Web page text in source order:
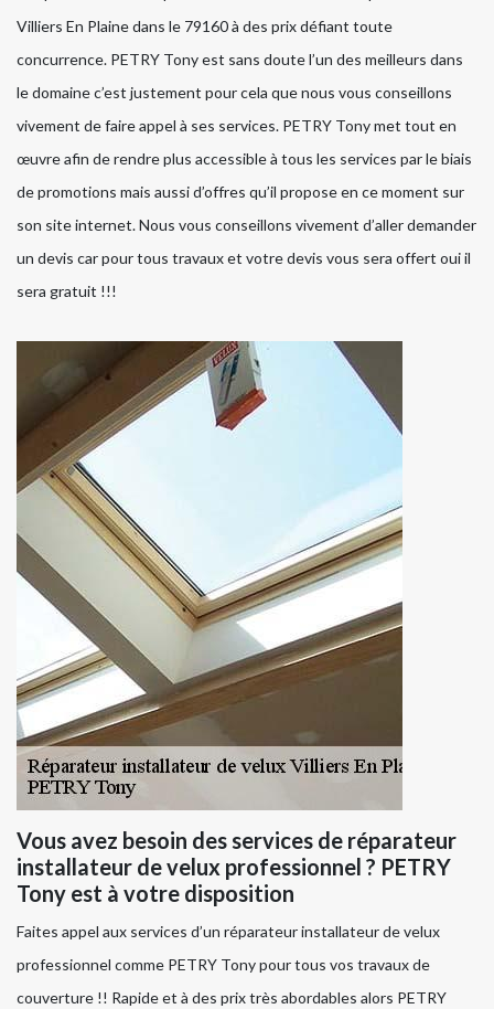
Villiers En Plaine dans le 79160 à des prix défiant toute
concurrence. PETRY Tony est sans doute l’un des meilleurs dans
le domaine c’est justement pour cela que nous vous conseillons
vivement de faire appel à ses services. PETRY Tony met tout en
œuvre afin de rendre plus accessible à tous les services par le biais
de promotions mais aussi d’offres qu’il propose en ce moment sur
son site internet. Nous vous conseillons vivement d’aller demander
un devis car pour tous travaux et votre devis vous sera offert oui il
sera gratuit !!!
Vous avez besoin des services de réparateur
installateur de velux professionnel ? PETRY
Tony est à votre disposition
Faites appel aux services d’un réparateur installateur de velux
professionnel comme PETRY Tony pour tous vos travaux de
couverture !! Rapide et à des prix très abordables alors PETRY